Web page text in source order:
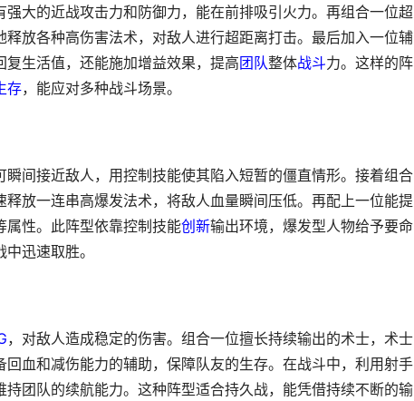
大的近战攻击力和防御力，能在前排吸引火力。再组合一位超
放各种高伤害法术，对敌人进行超距离打击。最后加入一位辅
生活值，还能施加增益效果，提高团队整体战斗力。这样的阵
存，能应对多种战斗场景。
瞬间接近敌人，用控制技能使其陷入短暂的僵直情形。接着组合
放一连串高爆发法术，将敌人血量瞬间压低。再配上一位能提
属性。此阵型依靠控制技能创新输出环境，爆发型人物给予要命
迅速取胜。
，对敌人造成稳定的伤害。组合一位擅长持续输出的术士，术士
血和减伤能力的辅助，保障队友的生存。在战斗中，利用射手
团队的续航能力。这种阵型适合持久战，能凭借持续不断的输